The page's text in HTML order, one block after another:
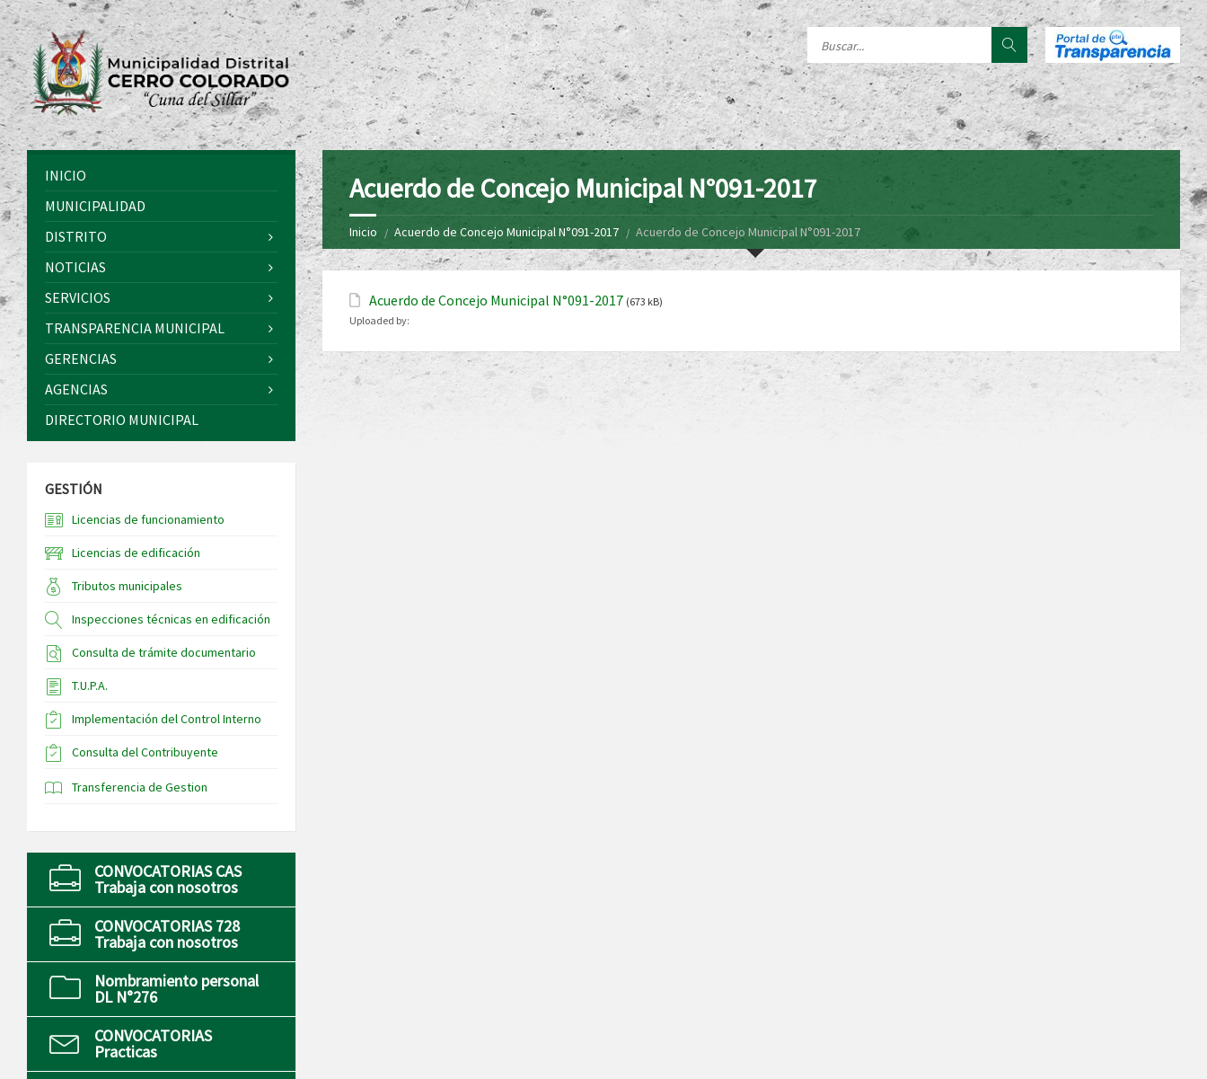
Acuerdo de Concejo Municipal N°091-2017
Inicio Acuerdo de Concejo Municipal N°091-2017 Acuerdo de Concejo Municipal N°091-2017
Acuerdo de Concejo Municipal N°091-2017 (673 kB)
Uploaded by:
INICIO
MUNICIPALIDAD
DISTRITO
NOTICIAS
SERVICIOS
TRANSPARENCIA MUNICIPAL
GERENCIAS
AGENCIAS
DIRECTORIO MUNICIPAL
GESTIÓN
Licencias de funcionamiento
Licencias de edificación
Tributos municipales
Inspecciones técnicas en edificación
Consulta de trámite documentario
T.U.P.A.
Implementación del Control Interno
Consulta del Contribuyente
Transferencia de Gestion
CONVOCATORIAS CAS
Trabaja con nosotros
CONVOCATORIAS 728
Trabaja con nosotros
Nombramiento personal
DL N°276
CONVOCATORIAS
Practicas